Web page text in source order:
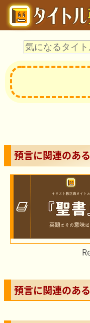
預言に関連のあ
預言に関連のあ